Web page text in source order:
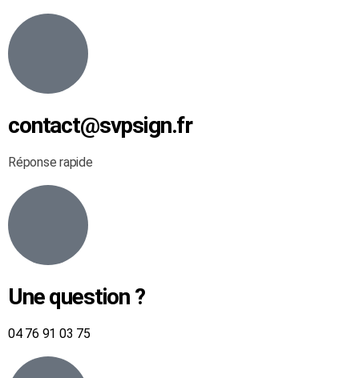
contact@svpsign.fr
Réponse rapide
Une question ?
04 76 91 03 75